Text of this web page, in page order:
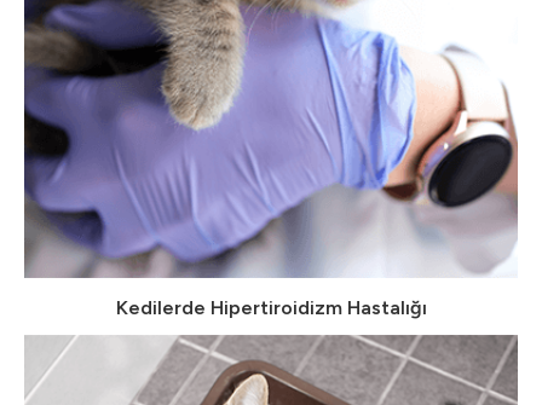
Kedilerde Hipertiroidizm Hastalığı